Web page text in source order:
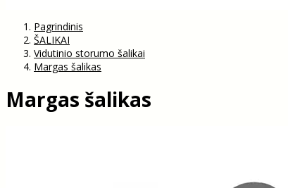
Pagrindinis
ŠALIKAI
Vidutinio storumo šalikai
Margas šalikas
Margas šalikas